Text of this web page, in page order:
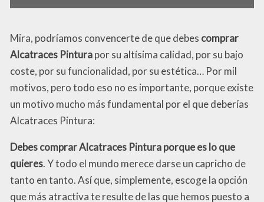
Mira, podríamos convencerte de que debes comprar
Alcatraces Pinturapor su altísima calidad, por su bajo
coste, por su funcionalidad, por su estética… Por mil
motivos, pero todo eso no es importante, porque existe
un motivo mucho más fundamental por el que deberías
Alcatraces Pintura:
Debes comprar Alcatraces Pintura porque es lo que
quieres. Y todo el mundo merece darse un capricho de
tanto en tanto. Así que, simplemente, escoge la opción
que más atractiva te resulte de las que hemos puesto a